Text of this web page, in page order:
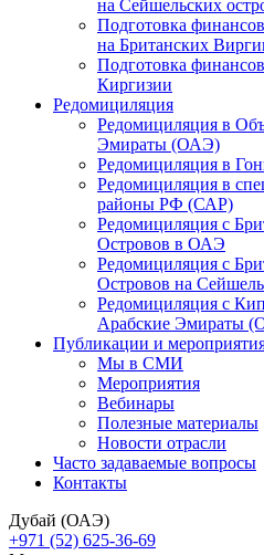
на Сейшельских
Подготовка
на Британских
Подготовка
Киргизии
Редомициляция
Редомициляция в
Эмираты (ОАЭ)
Редомициляция в
Редомициляция в
районы РФ (САР)
Редомициляция с
Островов в ОАЭ
Редомициляция с
Островов на
Редомициляция с
Арабские Эмираты
Публикации и
Мы в СМИ
Мероприятия
Вебинары
Полезные материалы
Новости отрасли
Часто задаваемые вопросы
Контакты
Дубай (ОАЭ)
+971 (52) 625-36-69